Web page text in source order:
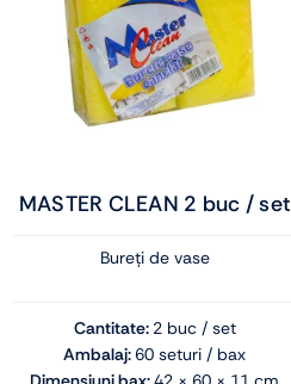
MASTER CLEAN 2 buc / set
Bureți de vase
Cantitate: 2 buc / set
Ambalaj:60 seturi / bax